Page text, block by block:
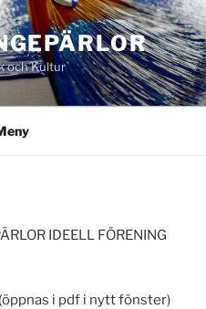
och Kultur
IDEELL FÖRENING
(öppnas i pdf i nytt fönster)